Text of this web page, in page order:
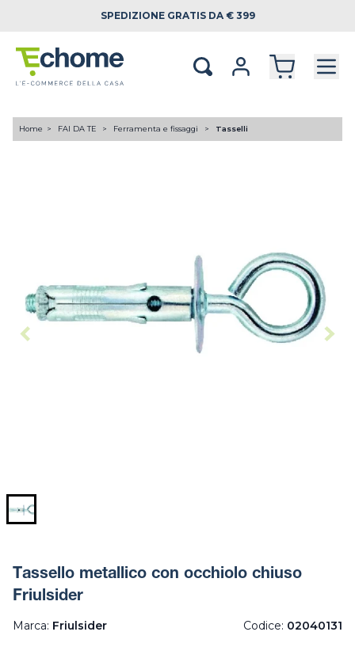
SPEDIZIONE GRATIS DA € 399
Home FAI DA TE Ferramenta e fissaggi Tasselli
Tassello metallico con occhiolo chiuso
Friulsider
Marca: Friulsider Codice: 02040131